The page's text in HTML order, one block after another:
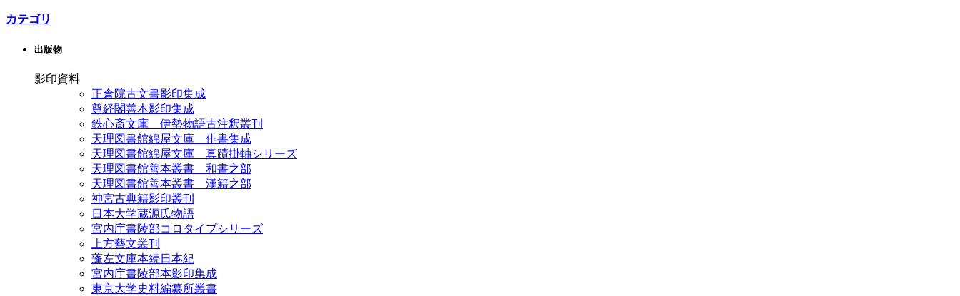
カテゴリ
出版物
影印資料
正倉院古文書影印集成
尊経閣善本影印集成
鉄心斎文庫 伊勢物語古注釈叢刊
天理図書館綿屋文庫 俳書集成
天理図書館綿屋文庫 真蹟掛軸シリーズ
天理図書館善本叢書 和書之部
天理図書館善本叢書 漢籍之部
神宮古典籍影印叢刊
日本大学蔵源氏物語
宮内庁書陵部コロタイプシリーズ
上方藝文叢刊
蓬左文庫本続日本紀
宮内庁書陵部本影印集成
東京大学史料編纂所叢書